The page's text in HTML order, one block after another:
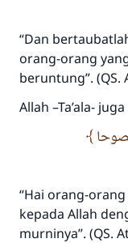
“Dan
orang-orang
beruntung”. (QS.
Allah –Ta’ala-
“Hai orang-
kepada Allah
murninya”. (QS.